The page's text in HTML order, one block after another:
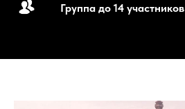
Группа до 14 участников